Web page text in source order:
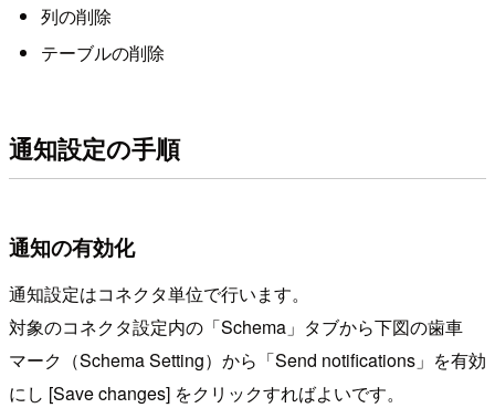
列の削除
テーブルの削除
通知設定の手順
通知の有効化
通知設定はコネクタ単位で行います。
対象のコネクタ設定内の「Schema」タブから下図の歯車
マーク（Schema Setting）から「Send notifications」を有効
にし [Save changes] をクリックすればよいです。